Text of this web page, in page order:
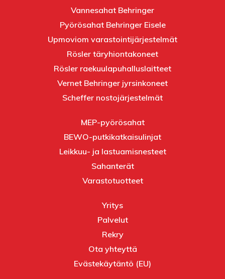
Vannesahat Behringer
Pyörösahat Behringer Eisele
Upmoviom varastointijärjestelmät
Rösler täryhiontakoneet
Rösler raekuulapuhalluslaitteet
Vernet Behringer jyrsinkoneet
Scheffer nostojärjestelmät
MEP-pyörösahat
BEWO-putkikatkaisulinjat
Leikkuu- ja lastuamisnesteet
Sahanterät
Varastotuotteet
Yritys
Palvelut
Rekry
Ota yhteyttä
Evästekäytäntö (EU)